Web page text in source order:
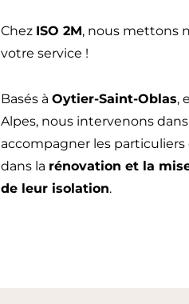
Chez ISO 2M, nous mettons
votre service !
Basés à Oytier-Saint-Oblas,
Alpes, nous intervenons
accompagner les
dans la rénovation et la
de leur isolation.